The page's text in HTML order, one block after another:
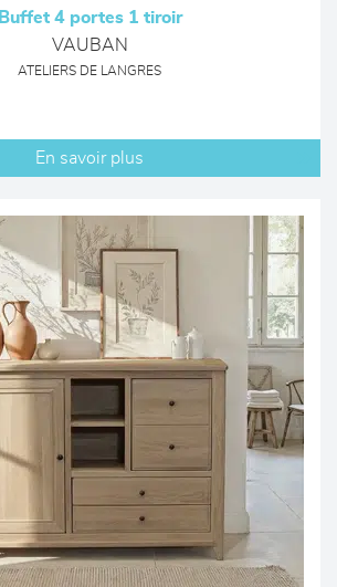
Buffet 4 portes 1 tiroir
VAUBAN
ATELIERS DE LANGRES
En savoir plus